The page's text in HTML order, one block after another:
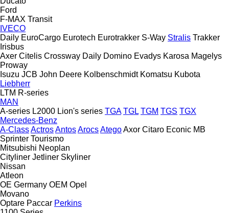
Ford
F-MAX Transit
IVECO
Daily EuroCargo Eurotech Eurotrakker S-Way Stralis Trakker
Irisbus
Axer Citelis Crossway Daily Domino Evadys Karosa Magelys
Proway
Isuzu JCB John Deere Kolbenschmidt Komatsu Kubota
Liebherr
LTM R-series
MAN
A-series L2000 Lion's series TGA TGL TGM TGS TGX
Mercedes-Benz
A-ClassActrosAntosArocsAtegoAxor Citaro Econic MB
Sprinter Tourismo
Mitsubishi Neoplan
Cityliner Jetliner Skyliner
Nissan
Atleon
OE Germany OEM Opel
Movano
Optare Paccar Perkins